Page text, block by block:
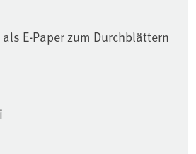
E-Paper zum Durchblättern